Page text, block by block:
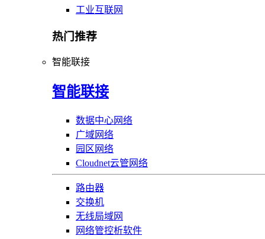
工业互联网
热门推荐
智能联接
智能联接
数据中心网络
广域网络
园区网络
Cloudnet云管网络
路由器
交换机
无线局域网
网络管控析软件